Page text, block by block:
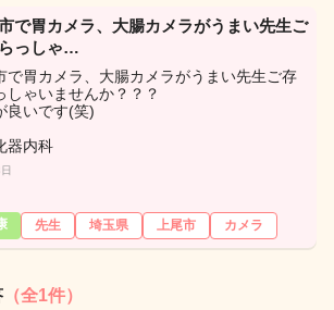
で胃カメラ、大腸カメラがうまい先生ご
っしゃ…
で胃カメラ、大腸カメラがうまい先生ご存
しゃいませんか？？？
良いです(笑)
器内科
先生 埼玉県 上尾市 カメラ
（全1件）